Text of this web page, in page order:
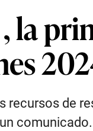
la
de
comunicado.